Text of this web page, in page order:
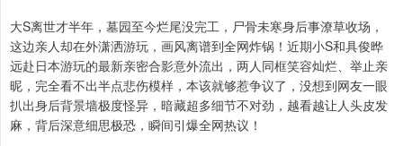
大S离世才半年，墓园至今烂尾没完工，尸骨未寒身后事潦草收场，
这边亲人却在外潇洒游玩，画风离谱到全网炸锅！近期小S和具俊晔
远赴日本游玩的最新亲密合影意外流出，两人同框笑容灿烂、举止亲
昵，完全看不出半点悲伤模样，本该就够惹争议了，没想到网友一眼
扒出身后背景墙极度怪异，暗藏超多细节不对劲，越看越让人头皮发
麻，背后深意细思极恐，瞬间引爆全网热议！